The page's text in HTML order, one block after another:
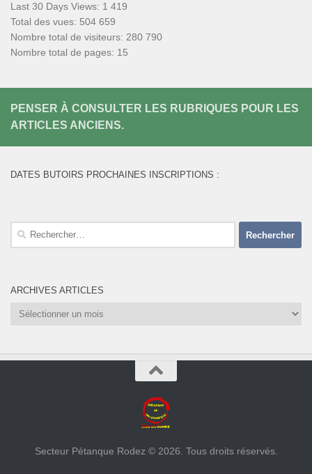
Last 30 Days Views: 1 419
Total des vues: 504 659
Nombre total de visiteurs: 280 790
Nombre total de pages: 15
PENSER À CONSULTER LES RUBRIQUES POUR LES
ARTICLES ANCIENS.
DATES BUTOIRS PROCHAINES INSCRIPTIONS :
Rechercher :
ARCHIVES ARTICLES
Archives
Secteur Pétanque Rodez © 2026. Tous droits réservés.